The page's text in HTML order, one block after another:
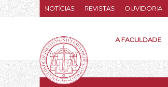
NOTÍCIAS REVISTAS OUVIDORIA
A FACULDADE